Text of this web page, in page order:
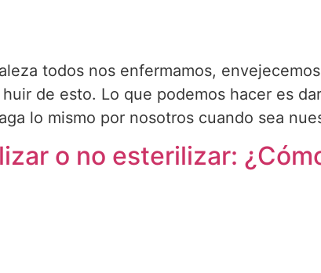
todos nos enfermamos,
de esto. Lo que podemos hacer es
lo mismo por nosotros cuando sea
o no esterilizar: